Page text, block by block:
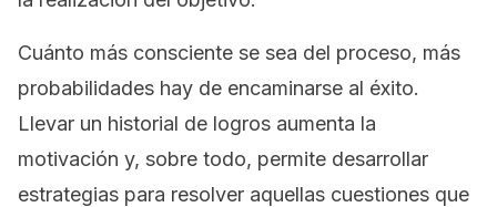
Cuánto más consciente se sea del proceso, más
probabilidades hay de encaminarse al éxito.
Llevar un historial de logros aumenta la
motivación y, sobre todo, permite desarrollar
estrategias para resolver aquellas cuestiones que